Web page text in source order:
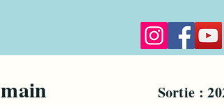
de main Sortie :